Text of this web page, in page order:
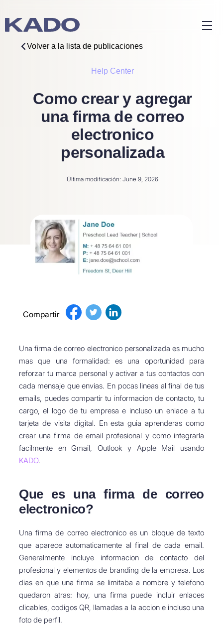
Volver a la lista de publicaciones
Help Center
Como crear y agregar
una firma de correo
electronico
personalizada
Última modificación: June 9, 2026
Compartir
Una firma de correo electronico personalizada es mucho
mas que una formalidad: es una oportunidad para
reforzar tu marca personal y activar a tus contactos con
cada mensaje que envias. En pocas lineas al final de tus
emails, puedes compartir tu informacion de contacto, tu
cargo, el logo de tu empresa e incluso un enlace a tu
tarjeta de visita digital. En esta guia aprenderas como
crear una firma de email profesional y como integrarla
facilmente en Gmail, Outlook y Apple Mail usando
KADO.
Que es una firma de correo
electronico?
Una firma de correo electronico es un bloque de texto
que aparece automaticamente al final de cada email.
Generalmente incluye informacion de contacto del
profesional y elementos de branding de la empresa. Los
dias en que una firma se limitaba a nombre y telefono
quedaron atras: hoy, una firma puede incluir enlaces
clicables, codigos QR, llamadas a la accion e incluso una
foto de perfil.